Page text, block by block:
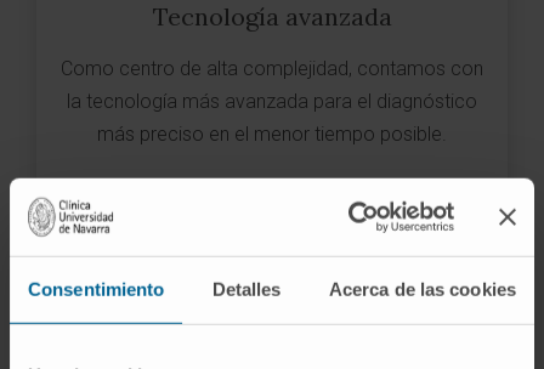
Consentimiento Detalles Acerca de las cookies
Tecnología avanzada
Como centro de alta complejidad, contamos con
la tecnología más avanzada para el diagnóstico
más preciso en el menor tiempo posible.
¿ESTÁ INTERESADO? CONTACTE CON NOSOTROS